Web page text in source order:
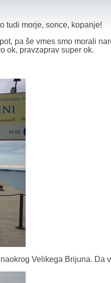
tudi morje, sonce, kopanje!
pa še vmes smo morali
ok, pravzaprav super ok.
Velikega Brijuna. Da